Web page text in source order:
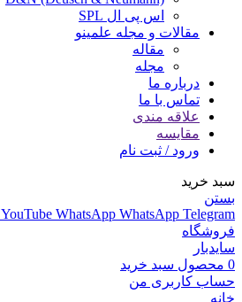
اس پی ال SPL
مقالات و مجله علمینو
مقاله
مجله
درباره ما
تماس با ما
علاقه مندی
مقایسه
ورود / ثبت نام
سبد خرید
بستن
YouTube WhatsApp WhatsApp Telegram
فروشگاه
سایدبار
0 محصول سبد خرید
حساب کاربری من
خانه